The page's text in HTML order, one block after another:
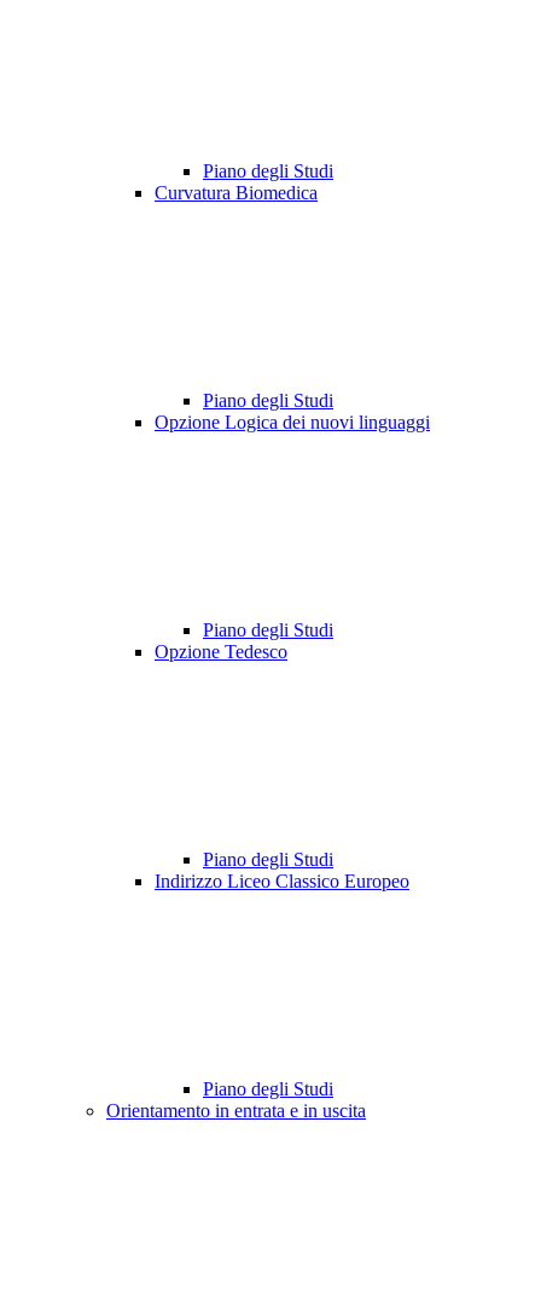
Piano degli Studi
Curvatura Biomedica
Piano degli Studi
Opzione Logica dei nuovi linguaggi
Piano degli Studi
Opzione Tedesco
Piano degli Studi
Indirizzo Liceo Classico Europeo
Piano degli Studi
Orientamento in entrata e in uscita